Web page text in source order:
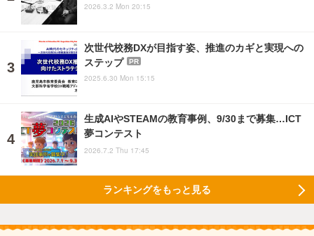
2026.3.2 Mon 20:15
次世代校務DXが目指す姿、推進のカギと実現への
ステップ
PR
2025.6.30 Mon 15:15
生成AIやSTEAMの教育事例、9/30まで募集…ICT
夢コンテスト
2026.7.2 Thu 17:45
ランキングをもっと見る